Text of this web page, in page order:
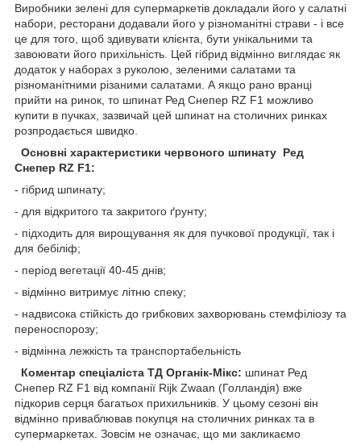
Виробники зелені для супермаркетів докладали його у салатні
набори, ресторани додавали його у різноманітні страви - і все
це для того, щоб здивувати клієнта, бути унікальними та
завоювати його прихільність. Цей гібрид відмінно виглядає як
додаток у наборах з руколою, зеленими салатами та
різноманітними різаними салатами. А якщо рано вранці
прийти на ринок, то шпинат Ред Снепер RZ F1 можливо
купити в пучках, зазвичай цей шпинат на столичних ринках
розпродається швидко.
Основні характеристики червоного шпинату Ред
Снепер RZ F1:
- гібрид шпинату;
- для відкритого та закритого ґрунту;
- підходить для вирощування як для пучкової продукції, так і
для бебіліф;
- період вегетації 40-45 днів;
- відмінно витримує літню спеку;
- надвисока стійкість до грибкових захворювань стемфіліозу та
переноспорозу;
- відмінна лежкість та транспортабельність
Коментар спеціаліста ТД Органік-Мікс: шпинат Ред
Снепер RZ F1 від компанії Rijk Zwaan (Голландія) вже
підкорив серця багатьох прихильників. У цьому сезоні він
відмінно приваблював покупця на столичних ринках та в
супермаркетах. Зовсім не означає, що ми закликаємо